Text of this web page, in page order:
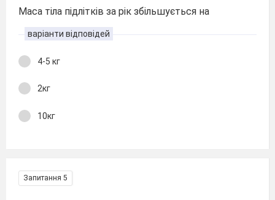
Маса тіла підлітків за рік збільшується на
варіанти відповідей
4-5 кг
2кг
10кг
Запитання 5